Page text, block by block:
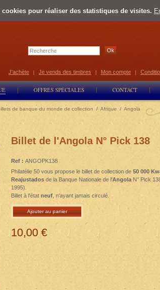
pour réaliser des statistiques de visites.
Select
OFFRES SPÉCIALES CONTACT
J'achète | Je vends des timbres | Mon compte |
de banque du monde de collection / Afrique / Angola
Billet de l'Angola N° Pick 138
Ref : ANGOPK138
Philatélie 50 vous propose le billet de collection de 50 000
Reajustados de la Banque Nationale de l'Angola N° Pick
1995).
Billet à l'état neuf, n'ayant jamais circulé.
Ajouter au panier
10,00 €